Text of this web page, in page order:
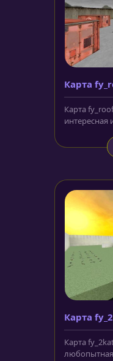
Карта
Карта
интересная
городской...
Карта
Карта